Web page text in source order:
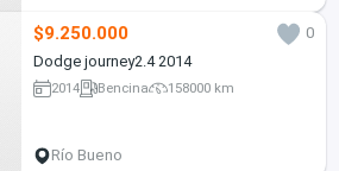
$9.250.000
0
Dodge journey2.4 2014
2014 Bencina 158000 km
Río Bueno